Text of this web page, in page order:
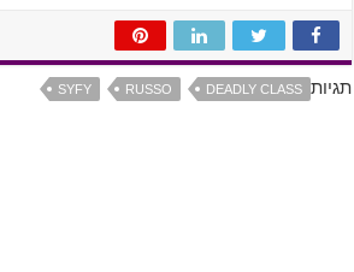
תגיות DEADLY CLASS
RUSSO
SYFY